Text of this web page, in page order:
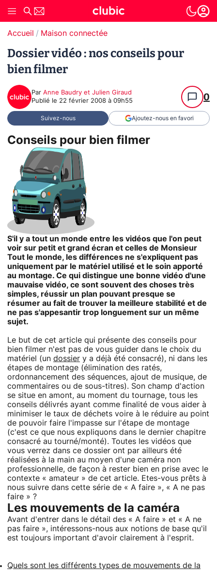
Accueil Maison connectée
Dossier vidéo : nos conseils pour
bien filmer
Par Anne Baudry et Julien Giraud
Publié le 22 février 2008 à 09h55 0
Suivez-nous Ajoutez-nous en favori
Conseils pour bien filmer
S'il y a tout un monde entre les vidéos que l'on peut
voir sur petit et grand écran et celles de Monsieur
Tout le monde, les différences ne s'expliquent pas
uniquement par le matériel utilisé et le soin apporté
au montage. Ce qui distingue une bonne vidéo d'une
mauvaise vidéo, ce sont souvent des choses très
simples, réussir un plan pouvant presque se
résumer au fait de trouver la meilleure stabilité et de
ne pas s'appesantir trop longuement sur un même
sujet.
Le but de cet article qui présente des conseils pour
bien filmer n'est pas de vous guider dans le choix du
matériel (un dossier y a déjà été consacré), ni dans les
étapes de montage (élimination des ratés,
ordonnancement des séquences, ajout de musique, de
commentaires ou de sous-titres). Son champ d'action
se situe en amont, au moment du tournage, tous les
conseils délivrés ayant comme finalité de vous aider à
minimiser le taux de déchets voire à le réduire au point
de pouvoir faire l'impasse sur l'étape de montage
(c'est ce que nous expliquons dans le dernier chapitre
consacré au tourné/monté). Toutes les vidéos que
vous verrez dans ce dossier ont par ailleurs été
réalisées à la main au moyen d'une caméra non
professionnelle, de façon à rester bien en prise avec le
contexte « amateur » de cet article. Etes-vous prêts à
nous suivre dans cette série de « A faire », « A ne pas
faire » ?
Les mouvements de la caméra
Avant d'entrer dans le détail des « A faire » et « A ne
pas faire », intéressons-nous aux notions de base qu'il
est toujours important d'avoir clairement à l'esprit.
Quels sont les différents types de mouvements de la